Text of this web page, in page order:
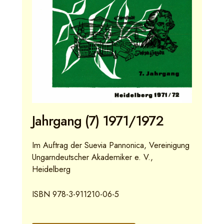
Jahrgang (7) 1971/1972
Im Auftrag der Suevia Pannonica, Vereinigung
Ungarndeutscher Akademiker e. V.,
Heidelberg
ISBN 978-3-911210-06-5